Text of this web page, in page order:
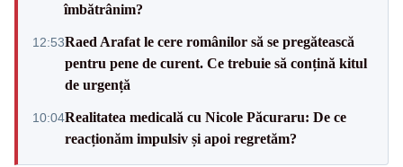
îmbătrânim?
12:53Raed Arafat le cere românilor să se pregătească
pentru pene de curent. Ce trebuie să conțină kitul
de urgență
10:04Realitatea medicală cu Nicole Păcuraru: De ce
reacționăm impulsiv și apoi regretăm?